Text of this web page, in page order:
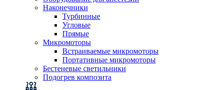
Наконечники
Турбинные
Угловые
Прямые
Микромоторы
Встраиваемые микромоторы
Портативные микромоторы
Бестеневые светильники
Подогрев композита